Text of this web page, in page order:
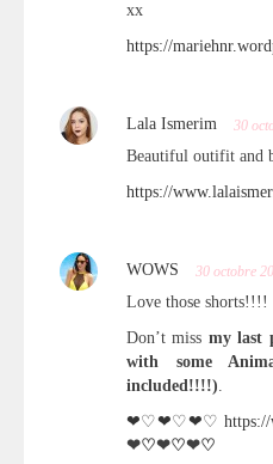
xx
https://
Lala Ismerim 30
Beautiful outifit and
https://
WOWS 30 octobre
Love those shorts!!!!
Don’t miss my last
with some
included!!!!).
❤♡❤♡❤♡
❤♡❤♡❤♡